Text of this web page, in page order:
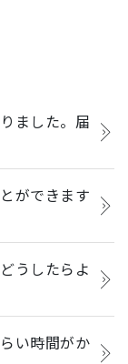
ました。届
ができます
うしたらよ
い時間がか